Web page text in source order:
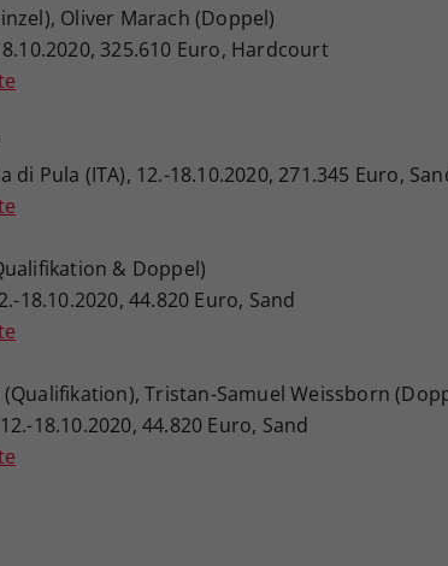
Oliver Marach (Doppel)
325.610 Euro, Hardcourt
di Pula (ITA), 12.-18.10.2020, 271.345 Euro,
& Doppel)
18.10.2020, 44.820 Euro, Sand
Tristan-Samuel Weissborn
18.10.2020, 44.820 Euro, Sand